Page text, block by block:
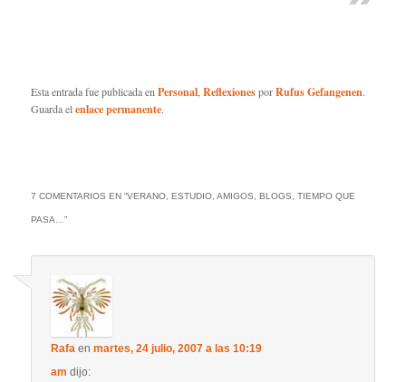
Esta entrada fue publicada enPersonal ,ReflexionesporRufus Gefangenen.
Guarda elenlace permanente.
7 COMENTARIOS EN “VERANO, ESTUDIO, AMIGOS, BLOGS, TIEMPO QUE
PASA…”
Rafa enmartes, 24 julio, 2007 a las 10:19
am dijo: